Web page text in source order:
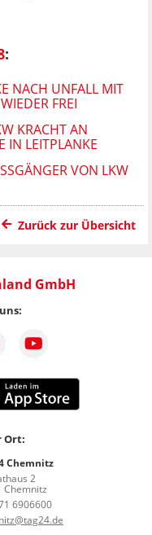
:
NACH UNFALL MIT
FREI
KRACHT AN
IN LEITPLANKE
VON LKW E
Zurück zur Übersicht
GmbH
Ort:
Chemnitz
2
Chemnitz
6906600